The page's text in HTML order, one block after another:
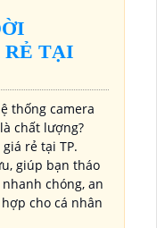
RẺ TẠI
thống camera
chất lượng?
rẻ tại TP.
giúp bạn tháo
chóng, an
cho cá nhân